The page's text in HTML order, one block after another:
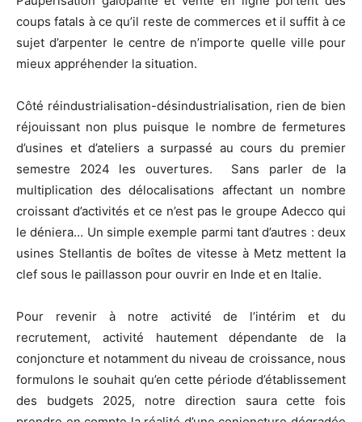
coups fatals à ce qu’il reste de commerces et il suffit à ce
sujet d’arpenter le centre de n’importe quelle ville pour
mieux appréhender la situation.
Côté réindustrialisation-désindustrialisation, rien de bien
réjouissant non plus puisque le nombre de fermetures
d’usines et d’ateliers a surpassé au cours du premier
semestre 2024 les ouvertures. Sans parler de la
multiplication des délocalisations affectant un nombre
croissant d’activités et ce n’est pas le groupe Adecco qui
le déniera… Un simple exemple parmi tant d’autres : deux
usines Stellantis de boîtes de vitesse à Metz mettent la
clef sous le paillasson pour ouvrir en Inde et en Italie.
Pour revenir à notre activité de l’intérim et du
recrutement, activité hautement dépendante de la
conjoncture et notamment du niveau de croissance, nous
formulons le souhait qu’en cette période d’établissement
des budgets 2025, notre direction saura cette fois